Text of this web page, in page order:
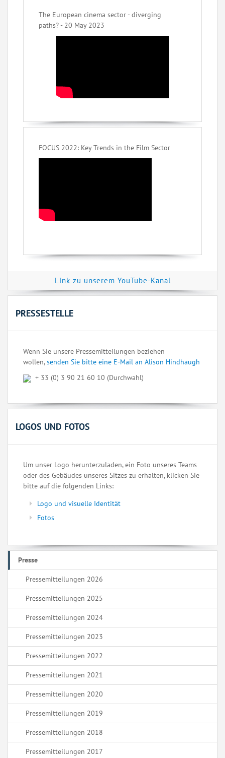
The European cinema sector - diverging
paths? - 20 May 2023
FOCUS 2022: Key Trends in the Film Sector
Link zu unserem YouTube-Kanal
PRESSESTELLE
Wenn Sie unsere Pressemitteilungen beziehen
wollen,senden Sie bitte eine E-Mail an Alison Hindhaugh
+ 33 (0) 3 90 21 60 10 (Durchwahl)
LOGOS UND FOTOS
Um unser Logo herunterzuladen, ein Foto unseres Teams
oder des Gebäudes unseres Sitzes zu erhalten, klicken Sie
bitte auf die folgenden Links:
Logo und visuelle Identität
Fotos
Presse
Pressemitteilungen 2026
Pressemitteilungen 2025
Pressemitteilungen 2024
Pressemitteilungen 2023
Pressemitteilungen 2022
Pressemitteilungen 2021
Pressemitteilungen 2020
Pressemitteilungen 2019
Pressemitteilungen 2018
Pressemitteilungen 2017